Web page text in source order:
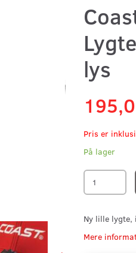
lys
Pris er
På lager
Ny lille lygte,
Mere